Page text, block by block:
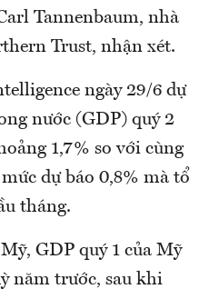
Tannenbaum, nhà
Trust, nhận xét.
ngày 29/6 dự
nước (GDP) quý 2
1,7% so với cùng
dự báo 0,8% mà tổ
tháng.
GDP quý 1 của Mỹ
năm trước, sau khi